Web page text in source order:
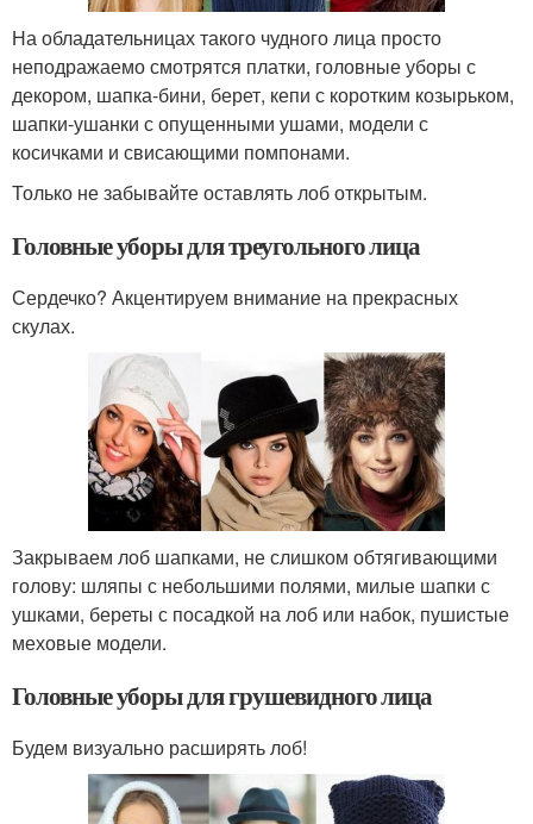
На обладательницах такого чудного лица просто
неподражаемо смотрятся платки, головные уборы с
декором, шапка-бини, берет, кепи с коротким козырьком,
шапки-ушанки с опущенными ушами, модели с
косичками и свисающими помпонами.
Только не забывайте оставлять лоб открытым.
Головные уборы для треугольного лица
Сердечко? Акцентируем внимание на прекрасных
скулах.
Закрываем лоб шапками, не слишком обтягивающими
голову: шляпы с небольшими полями, милые шапки с
ушками, береты с посадкой на лоб или набок, пушистые
меховые модели.
Головные уборы для грушевидного лица
Будем визуально расширять лоб!